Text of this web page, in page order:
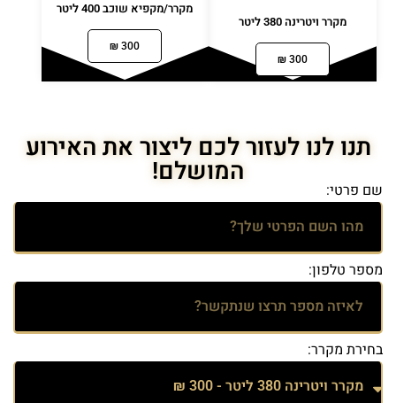
מקרר ויטרינה 380 ליטר
300 ₪
מקרר/מקפיא שוכב 400 ליטר
300 ₪
תנו לנו לעזור לכם ליצור את האירוע
המושלם!
שם פרטי:
מספר טלפון:
בחירת מקרר: